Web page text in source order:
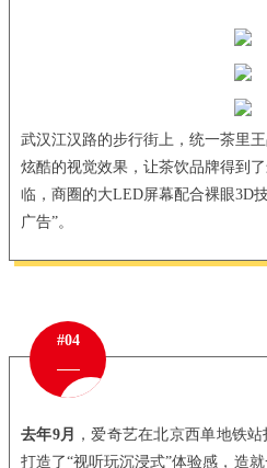
武汉江汉路的步行街上，统一茶里
炫酷的视觉效果，让茶饮品牌得到
临，商圈的大LED屏幕配合裸眼3D
广告”。
#04
去年9月
，爱奇艺在北京西单地铁
打造了“视听玩沉浸式”体验感，造